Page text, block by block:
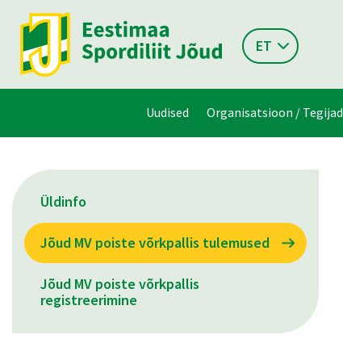
ET
Uudised Organisatsioon / Tegijad
Üldinfo
Jõud MV poiste võrkpallis tulemused
Jõud MV poiste võrkpallis
registreerimine